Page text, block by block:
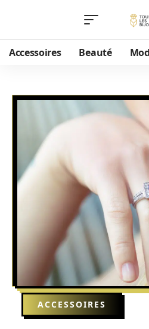
Accessoires Beauté
ACCESSOIRES